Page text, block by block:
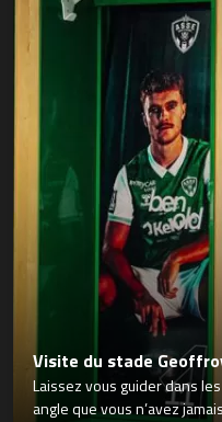
Visite du stade
Laissez vous guider dans
angle que vous n’avez